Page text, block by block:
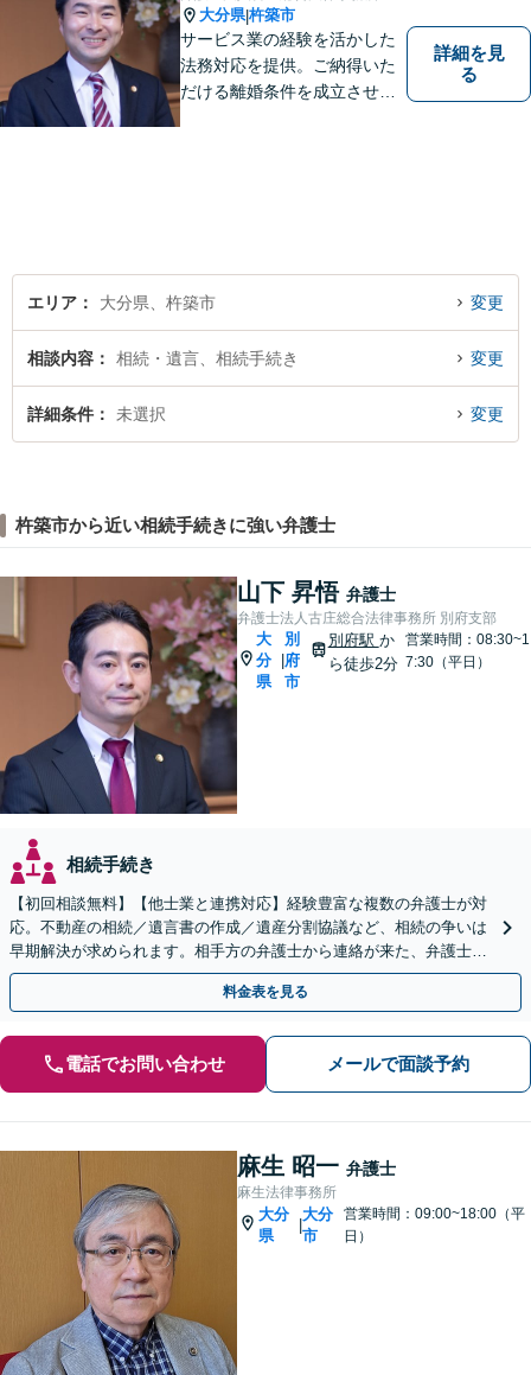
大分県|杵築市
サービス業の経験を活かした
法務対応を提供。ご納得いた
だける離婚条件を成立させる
詳細を見
る
エリア 大分県、杵築市 変更
相談内容 相続・遺言、相続手続き 変更
詳細条件 未選択 変更
杵築市から近い相続手続きに強い弁護士
山下 昇悟 弁護士
弁護士法人古庄総合法律事務所 別府支部
大
分
県
別
府
市
別府駅 か
ら徒歩2分
営業時間：08:30~1
7:30（平日）
相続手続き
【初回相談無料】【他士業と連携対応】経験豊富な複数の弁護士が対
応。不動産の相続／遺言書の作成／遺産分割協議など、相続の争いは
早期解決が求められます。相手方の弁護士から連絡が来た、弁護士へ
の依頼を具体的に検討している方はご相談ください。
料金表を見る
電話でお問い合わせ メールで面談予約
麻生 昭一 弁護士
麻生法律事務所
大分
県
|
大分
市
営業時間：09:00~18:00（平
日）